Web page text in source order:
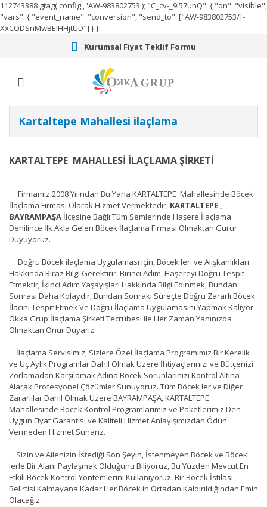
112743388 gtag('config', 'AW-983802753'); "C_cv-_9l57unQ": { "on": "visible",
"vars": { "event_name": "conversion", "send_to": ["AW-983802753/f-
XxCODSnMwBEIHHjtUD"] } }
Kurumsal Fiyat Teklif Formu
Kartaltepe Mahallesi ilaçlama
KARTALTEPE MAHALLESİ İLAÇLAMA ŞİRKETİ
Firmamız 2008 Yılından Bu Yana KARTALTEPE Mahallesinde Böcek
İlaçlama Firması Olarak Hizmet Vermektedir, KARTALTEPE ,
BAYRAMPAŞA İlçesine Bağlı Tüm Semlerinde Haşere İlaçlama
Denilince İlk Akla Gelen Böcek İlaçlama Firması Olmaktan Gurur
Duyuyoruz.
Doğru Böcek ilaçlama Uygulaması için, Böcek leri ve Alışkanlıkları
Hakkında Biraz Bilgi Gerektirir. Birinci Adım, Haşereyi Doğru Tespit
Etmektir; İkinci Adım Yaşayışları Hakkında Bilgi Edinmek, Bundan
Sonrası Daha Kolaydır, Bundan Sonraki Süreçte Doğru Zararlı Böcek
İlacını Tespit Etmek Ve Doğru İlaçlama Uygulamasını Yapmak Kalıyor.
Okka Grup İlaçlama Şirketi Tecrübesi ile Her Zaman Yanınızda
Olmaktan Onur Duyarız.
İlaçlama Servisimiz, Sizlere Özel İlaçlama Programımız Bir Kerelik
ve Üç Aylık Programlar Dahil Olmak Üzere İhtiyaçlarınızı ve Bütçenizi
Zorlamadan Karşılamak Adına Böcek Sorunlarınızı Kontrol Altına
Alarak Profesyonel Çözümler Sunuyoruz. Tüm Böcek ler ve Diğer
Zararlılar Dahil Olmak Üzere BAYRAMPAŞA, KARTALTEPE
Mahallesinde Böcek Kontrol Programlarımız ve Paketlerimiz Den
Uygun Fiyat Garantisi ve Kaliteli Hizmet Anlayışımızdan Ödün
Vermeden Hizmet Sunarız.
Sizin ve Ailenizin İstediği Son Şeyin, İstenmeyen Böcek ve Böcek
lerle Bir Alanı Paylaşmak Olduğunu Biliyoruz, Bu Yüzden Mevcut En
Etkili Böcek Kontrol Yöntemlerini Kullanıyoruz. Bir Böcek İstilası
Belirtisi Kalmayana Kadar Her Böcek in Ortadan Kaldırıldığından Emin
Olacağız.